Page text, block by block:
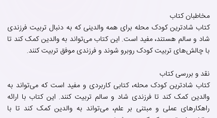
مخاطبان کتاب
کتاب شادترین کودک محله برای همه والدینی که به دنبال تربیت فرزندی
شاد و سالم هستند، مفید است. این کتاب می‌تواند به والدین کمک کند تا
با چالش‌های تربیت کودک روبرو شوند و فرزندی موفق تربیت کنند.
نقد و بررسی کتاب
کتاب شادترین کودک محله، کتابی کاربردی و مفید است که می‌تواند به
والدین کمک کند تا فرزندی شاد و سالم تربیت کنند. این کتاب با ارائه
راهکارهای عملی و مبتنی بر علم، می‌تواند به والدین کمک کند تا با